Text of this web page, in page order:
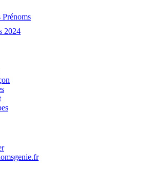
Prénoms
2024